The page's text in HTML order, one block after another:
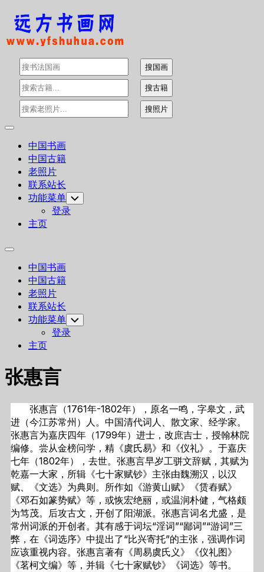
Skip
content
Expand
中国书画
中国古籍
老照片
联系站长
功能菜单 Toggle
Child
Menu
登录
主页
Expand
中国书画
中国古籍
老照片
联系站长
功能菜单 Toggle
Child
Menu
登录
主页
张惠言
张惠言（1761年-1802年），原名一鸣，字皋文，武
进（今江苏常州）人。中国清代词人、散文家、经学家。
张惠言为嘉庆四年（1799年）进士，改庶吉士，授翰林院
编修。尝从金榜问学，精《虞氏易》和《仪礼》。于嘉庆
七年（1802年），去世。张惠言早岁工骈文辞赋，其赋为
乾嘉一大家，所辑《七十家赋钞》主张由魏溯汉，以汉
赋、《文选》为典则。所作如《游黄山赋》《赁舂赋》
《邓石如篆势赋》等，或恢宏绝丽，或温润朴健，气格颇
为笃茂。后攻古文，开创了阳湖派。张惠言词名尤盛，是
常州词派的开创者。其有感于词坛“淫词”“鄙词”“游词”三
弊，在《词选序》中提出了“比兴寄托”的主张，强调作词
应该重视内容。张惠言著有《周易虞氏义》《仪礼图》
《茗柯文编》等，并辑《七十家赋钞》《词选》等书。